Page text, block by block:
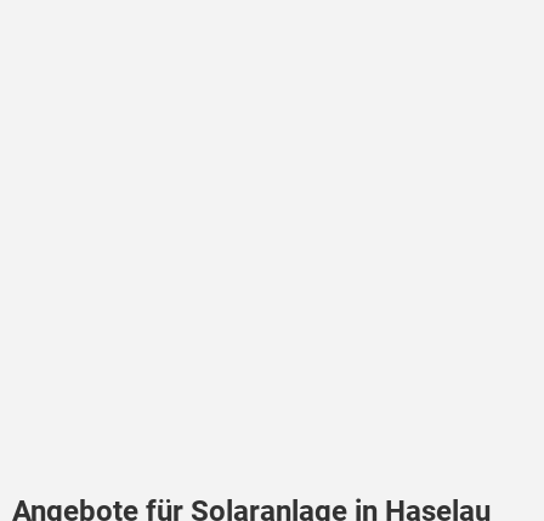
Angebote für Solaranlage in Haselau